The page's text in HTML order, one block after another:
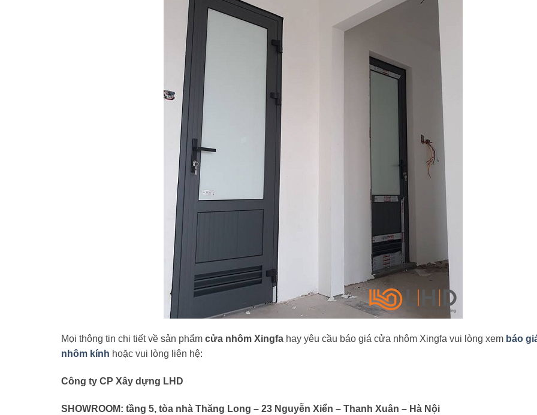
Mọi thông tin chi tiết về sản phẩm cửa nhôm Xingfa hay yêu cầu báo giá cửa nhôm Xingfa vui lòng xem báo
nhôm kính hoặc vui lòng liên hệ:
Công ty CP Xây dựng LHD
SHOWROOM: tầng 5, tòa nhà Thăng Long – 23 Nguyễn Xiển – Thanh Xuân – Hà Nội